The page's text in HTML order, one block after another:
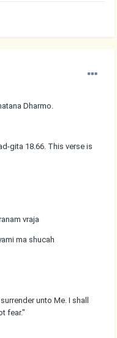
Dharmo.
gita 18.66. This verse is
vraja
ma shucah
unto Me. I shall
fear."